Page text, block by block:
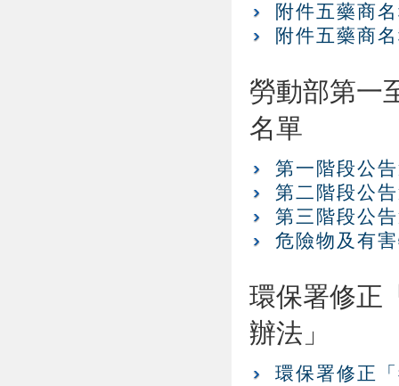
附件五藥商
附件五藥商
勞動部第一
名單
第一階段公
第二階段公
第三階段公
危險物及有
環保署修正
辦法」
環保署修正